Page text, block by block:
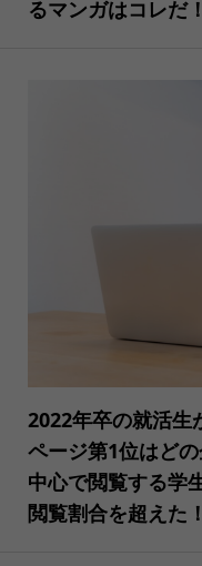
るマンガはコレだ！
2022年卒の就活生
ページ第1位はど
中心で閲覧する学
閲覧割合を超えた！